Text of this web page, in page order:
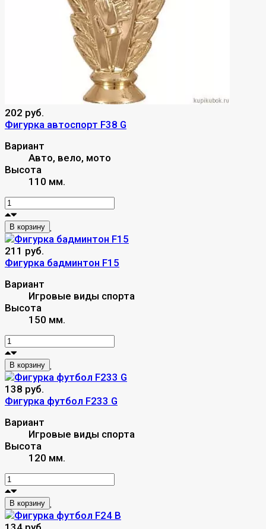
202 руб.
Фигурка автоспорт F38 G
Вариант
Авто, вело, мото
Высота
110 мм.
В корзину
211 руб.
Фигурка бадминтон F15
Вариант
Игровые виды спорта
Высота
150 мм.
В корзину
138 руб.
Фигурка футбол F233 G
Вариант
Игровые виды спорта
Высота
120 мм.
В корзину